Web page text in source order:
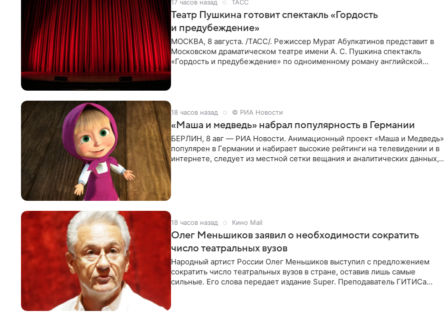
17 часов назад ТАСС
Театр Пушкина готовит спектакль «Гордость
и предубеждение»
МОСКВА, 8 августа. /ТАСС/. Режиссер Мурат Абулкатинов представит в
Московском драматическом театре имени А. С. Пушкина спектакль
«Гордость и предубеждение» по одноименному роману английской
18 часов назад © РИА Новости
«Маша и медведь» набрал популярность в Германии
БЕРЛИН, 8 авг — РИА Новости. Анимационный проект «Маша и Медведь»
популярен в Германии и набирает высокие рейтинги на телевидении и в
интернете, следует из местной сетки вещания и аналитических данных,
18 часов назад Кино Mail
Олег Меньшиков заявил о необходимости сократить
число театральных вузов
Народный артист России Олег Меньшиков выступил с предложением
сократить число театральных вузов в стране, оставив лишь самые
сильные. Его слова передает издание Super. Преподаватель ГИТИСа